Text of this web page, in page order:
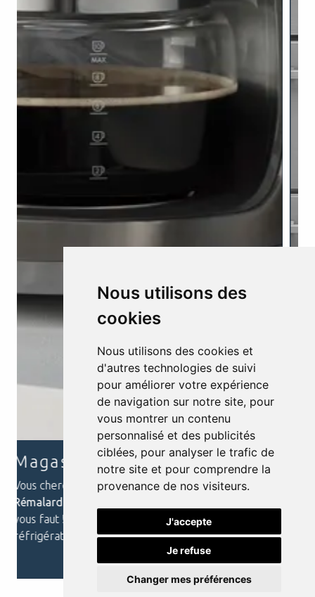
Nous utilisons des
cookies
Nous utilisons des cookies et
d'autres technologies de suivi
pour améliorer votre expérience
de navigation sur notre site, pour
vous montrer un contenu
personnalisé et des publicités
ciblées, pour analyser le trafic de
notre site et pour comprendre la
provenance de nos visiteurs.
J'accepte
Je refuse
Changer mes préférences
Electroménager
Vous avez besoin d’équiper votre cuisine ou votre
buanderie avec des appareils performants et
fiables ? Venez découvrir notre gamme d’
ElectroménageràRémalard...
En savoir plus